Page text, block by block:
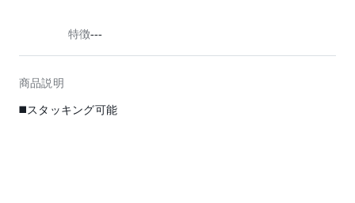
特徴---
商品説明
◼️スタッキング可能